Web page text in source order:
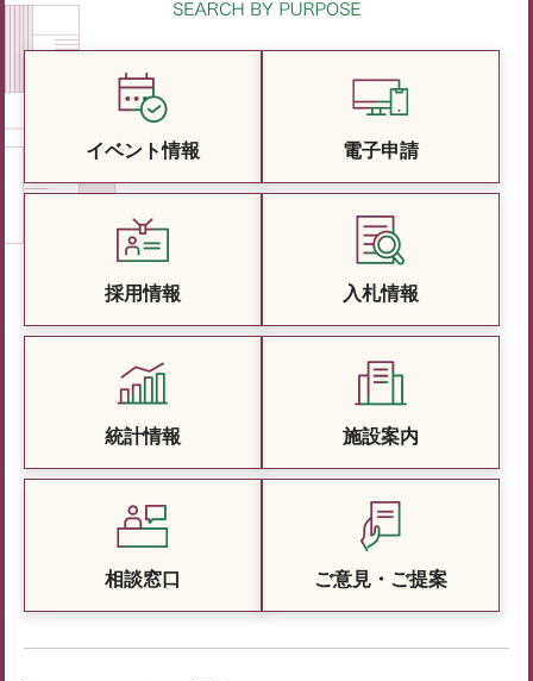
イベント情報 電子申請
採用情報 入札情報
統計情報 施設案内
相談窓口 ご意見・ご提案